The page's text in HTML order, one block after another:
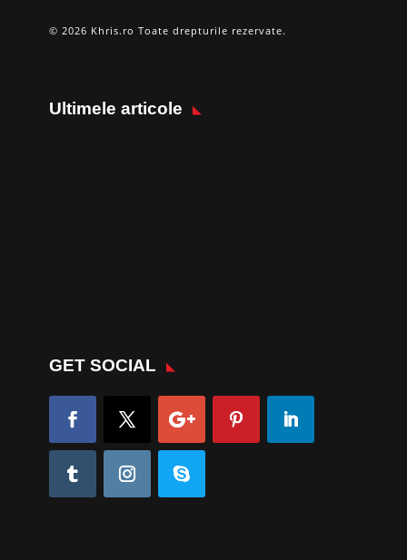
© 2026 Khris.ro Toate drepturile rezervate.
Ultimele articole
GET SOCIAL